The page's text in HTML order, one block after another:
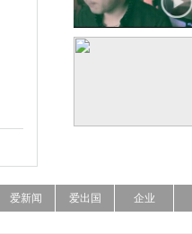
爱新闻 爱出国 企业